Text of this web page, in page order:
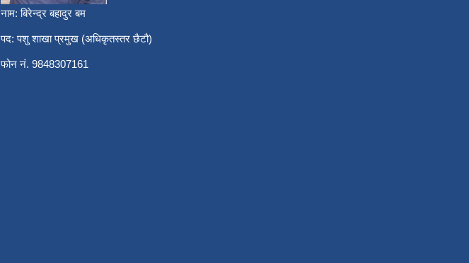
नाम: बिरेन्द्र बहादुर बम
पद: पशु शाखा प्रमुख (अधिकृतस्तर छैटौ)
फोन नं. 9848307161